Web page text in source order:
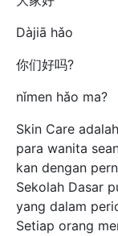
Dàjiā hǎo
你们好吗?
nǐmen hǎo ma?
Skin Care
para wanita
kan dengan
Sekolah Dasar
yang dalam
Setiap orang